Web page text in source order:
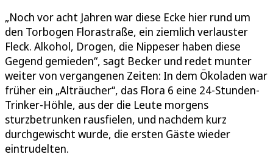
„Noch vor acht Jahren war diese Ecke hier rund um
den Torbogen Florastraße, ein ziemlich verlauster
Fleck. Alkohol, Drogen, die Nippeser haben diese
Gegend gemieden“, sagt Becker und redet munter
weiter von vergangenen Zeiten: In dem Ökoladen war
früher ein „Alträucher“, das Flora 6 eine 24-Stunden-
Trinker-Höhle, aus der die Leute morgens
sturzbetrunken rausfielen, und nachdem kurz
durchgewischt wurde, die ersten Gäste wieder
eintrudelten.